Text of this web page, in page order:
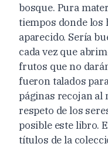
bosque. Pura
tiempos donde
aparecido. Sería
cada vez que
frutos que no
fueron talados
páginas recojan al
respeto de los
posible este libro.
títulos de la